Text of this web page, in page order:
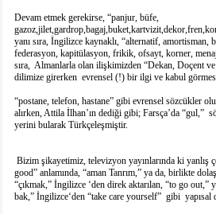
Devam etmek gerekirse, “panjur, büfe,
yanı sıra, İngilizce kaynaklı, “alternatif, amortisman,
federasyon, kapitülasyon, frikik, ofsayt, korner,
sıra, Almanlarla olan ilişkimizden “Dekan, Doçent
dilimize girerken evrensel (!) bir ilgi ve kabul
“postane, telefon, hastane” gibi evrensel sözcükler
alırken, Attila İlhan’ın dediği gibi; Farsça’da “gul,”
yerini bularak Türkçeleşmiştir.
Bizim şikayetimiz, televizyon yayınlarında ki yanlış
good” anlamında, “aman Tanrım,” ya da, birlikte
“çıkmak,” İngilizce ‘den direk aktarılan, “to go out,”
bak,” İngilizce‘den “take care yourself” gibi yapısal